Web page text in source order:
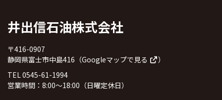
井出信石油株式会社
〒416-0907
静岡県富士市中島416（Googleマップで見る
）
TEL 0545-61-1994
営業時間：8:00～18:00（日曜定休日）